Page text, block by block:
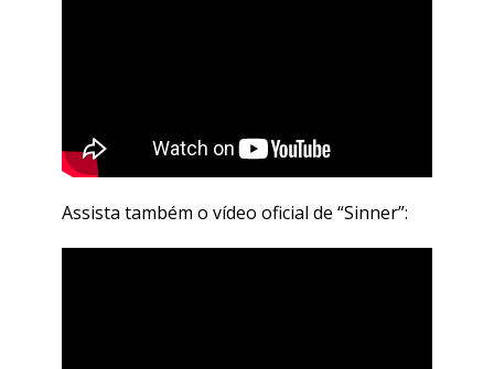
Assista também o vídeo oficial de “Sinner”: